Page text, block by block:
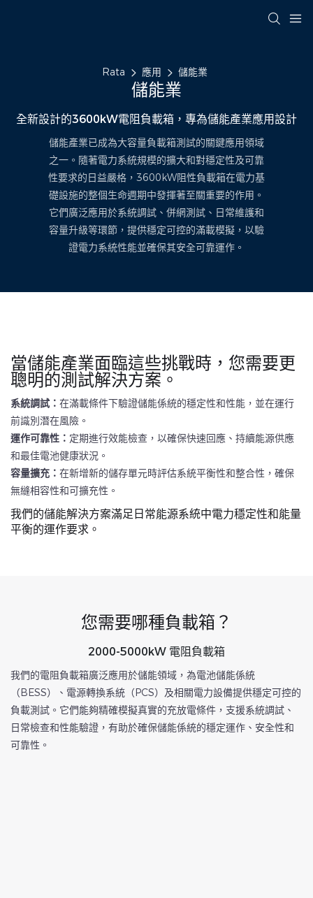
Rata 應用 儲能業
儲能業
全新設計的3600kW電阻負載箱，專為儲能產業應用設計
儲能產業已成為大容量負載箱測試的關鍵應用領域
之一。隨著電力系統規模的擴大和對穩定性及可靠
性要求的日益嚴格，3600kW阻性負載箱在電力基
礎設施的整個生命週期中發揮著至關重要的作用。
它們廣泛應用於系統調試、併網測試、日常維護和
容量升級等環節，提供穩定可控的滿載模擬，以驗
證電力系統性能並確保其安全可靠運作。
當儲能產業面臨這些挑戰時，您需要更
聰明的測試解決方案。
系統調試： 在滿載條件下驗證儲能係統的穩定性和性能，並在運行
前識別潛在風險。
運作可靠性： 定期進行效能檢查，以確保快速回應、持續能源供應
和最佳電池健康狀況。
容量擴充： 在新增新的儲存單元時評估系統平衡性和整合性，確保
無縫相容性和可擴充性。
我們的儲能解決方案滿足日常能源系統中電力穩定性和能量
平衡的運作要求。
您需要哪種負載箱？
2000-5000kW 電阻負載箱
我們的電阻負載箱廣泛應用於儲能領域，為電池儲能係統
（BESS）、電源轉換系統（PCS）及相關電力設備提供穩定可控的
負載測試。它們能夠精確模擬真實的充放電條件，支援系統調試、
日常檢查和性能驗證，有助於確保儲能係統的穩定運作、安全性和
可靠性。